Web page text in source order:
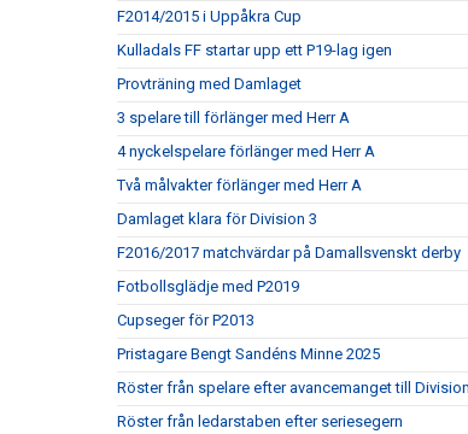
F2014/2015 i Uppåkra Cup
Kulladals FF startar upp ett P19-lag igen
Provträning med Damlaget
3 spelare till förlänger med Herr A
4 nyckelspelare förlänger med Herr A
Två målvakter förlänger med Herr A
Damlaget klara för Division 3
F2016/2017 matchvärdar på Damallsvenskt derby
Fotbollsglädje med P2019
Cupseger för P2013
Pristagare Bengt Sandéns Minne 2025
Röster från spelare efter avancemanget till
Röster från ledarstaben efter seriesegern